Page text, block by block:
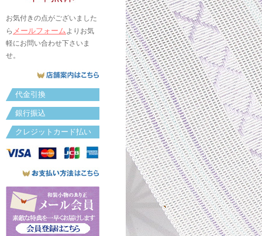
お気付きの点がございました
ら メールフォームよりお気
軽にお問い合わせ下さいま
せ。
代金引換
銀行振込
クレジットカード払い